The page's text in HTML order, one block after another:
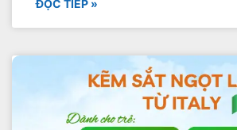
ĐỌC TIẾP »